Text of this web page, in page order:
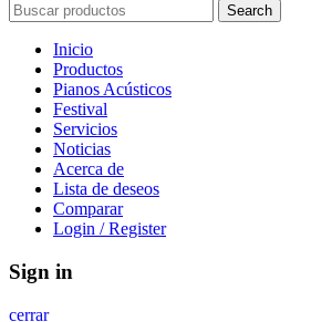
Search
Inicio
Productos
Pianos Acústicos
Festival
Servicios
Noticias
Acerca de
Lista de deseos
Comparar
Login / Register
Sign in
cerrar